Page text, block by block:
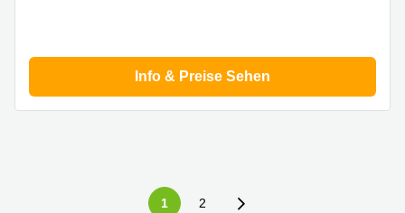
Info & Preise Sehen
1 2